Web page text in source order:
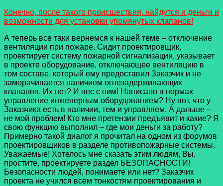
Конечно, после такого происшествия, найдутся и деньги и
возможности для установки упомянутых клапанов!
А теперь все таки вернемся к нашей теме – отключение
вентиляции при пожаре. Сидит проектировщик,
проектирует систему пожарной сигнализации, указывает
в проекте оборудование, отключающее вентиляцию в
том составе, который ему предоставил Заказчик и не
заморачивается наличием огнезадерживающих
клапанов. Их нет? И пес с ним! Написано в нормах
управление инженерным оборудованием? Ну вот, что у
Заказчика есть в наличии, тем и управляем. А дальше –
не мой проблем! Кто мне претензии предъявит и какие? Я
свою функцию выполнил – где мои деньги за работу?
Примерно такой диалог я прочитал на одном из форумов
проектировщиков в разделе противопожарные системы.
Уважаемые! Хотелось мне сказать этим людям, Вы,
простите, проектируете раздел БЕЗОПАСНОСТИ!
Безопасности людей, понимаете или нет? Заказчик
проекта не учился всем тонкостям проектирования и